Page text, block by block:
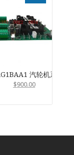
汽轮机系统卡
$900.00